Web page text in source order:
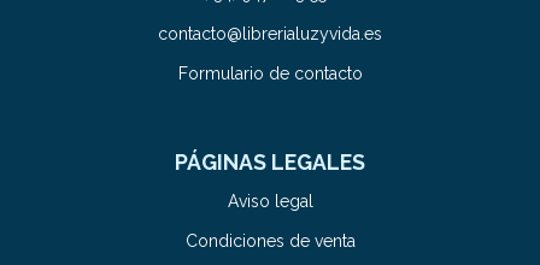
contacto@librerialuzyvida.es
Formulario de contacto
PÁGINAS LEGALES
Aviso legal
Condiciones de venta